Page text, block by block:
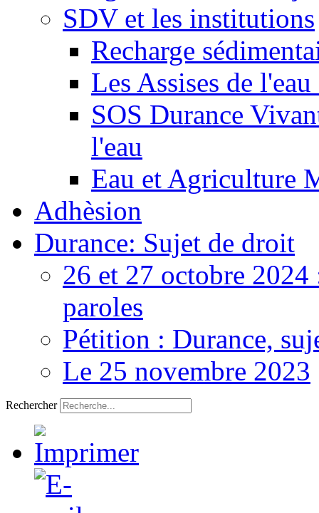
SDV et les institutions
Recharge
Les Assises de
SOS Durance
l'eau
Eau et Agriculture
Adhèsion
Durance: Sujet de droit
26 et 27 octobre 2024
paroles
Pétition : Durance,
Le 25 novembre 2023
Rechercher